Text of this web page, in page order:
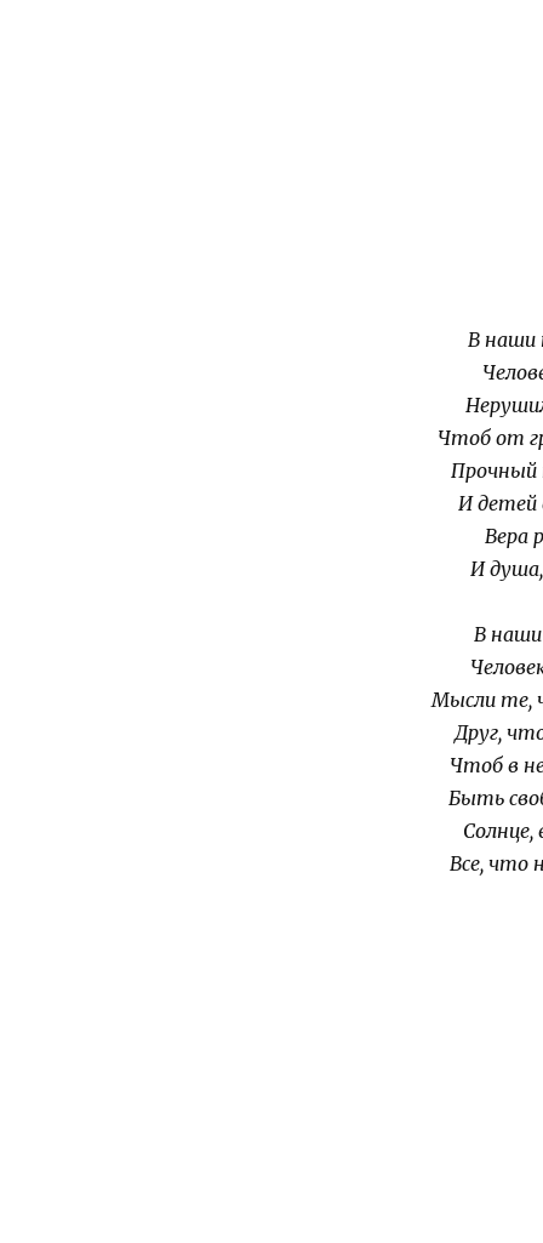
В наши
Чтоб от
Прочный
И детей
Вера
И
В
Мысли те,
Друг,
Чтоб в
Быть
Солнце,
Все, что